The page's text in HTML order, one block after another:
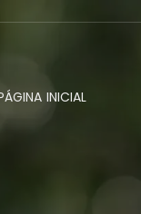
INICIAL